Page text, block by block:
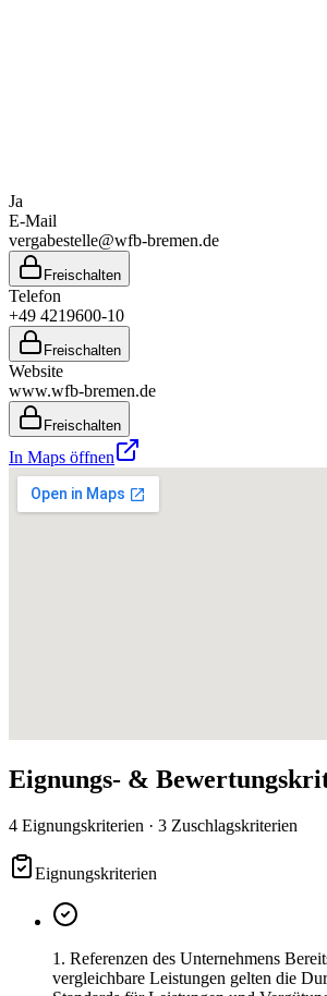
Ja
E-Mail
vergabestelle@wfb-bremen.de
Freischalten
Telefon
+49 4219600-10
Freischalten
Website
www.wfb-bremen.de
Freischalten
In Maps öffnen
Eignungs- &
4 Eignungskriterien · 3 Zuschlagskriterien
Eignungskriterien
1. Referenzen des Unternehmens
vergleichbare Leistungen gelten die